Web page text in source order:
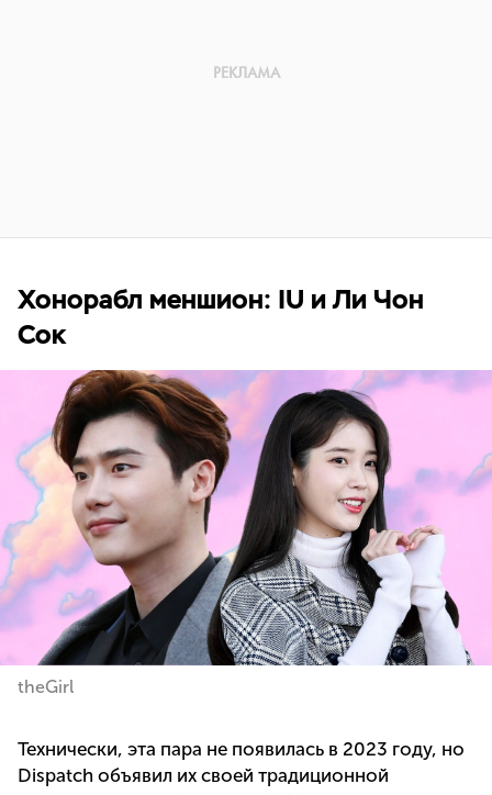
Хонорабл меншион: IU и Ли Чон
Сок
theGirl
Технически, эта пара не появилась в 2023 году, но
Dispatch объявил их своей традиционной